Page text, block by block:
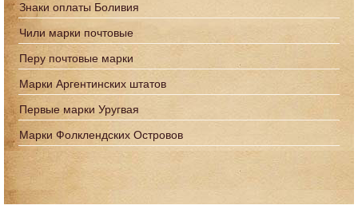
Знаки оплаты Боливия
Чили марки почтовые
Перу почтовые марки
Марки Аргентинских штатов
Первые марки Уругвая
Марки Фолклендских Островов